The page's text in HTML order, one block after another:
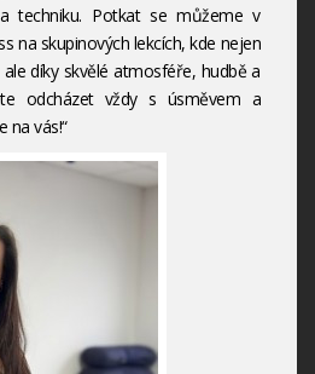
techniku. Potkat se můžeme v
na skupinových lekcích, kde nejen
díky skvělé atmosféře, hudbě a
odcházet vždy s úsměvem a
na vás!“